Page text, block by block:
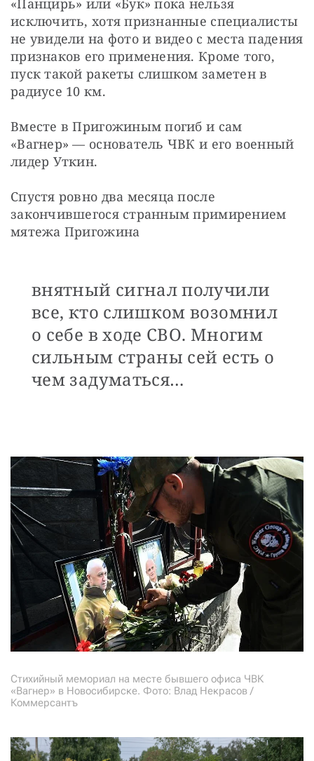
исключить, хотя признанные специалисты
не увидели на фото и видео с места падения
признаков его применения. Кроме того,
пуск такой ракеты слишком заметен в
радиусе 10 км.
Вместе в Пригожиным погиб и сам
«Вагнер» — основатель ЧВК и его военный
лидер Уткин.
Спустя ровно два месяца после
закончившегося странным примирением
мятежа Пригожина
внятный сигнал получили
все, кто слишком возомнил
о себе в ходе СВО. Многим
сильным страны сей есть о
чем задуматься…
Стихийный мемориал на месте бывшего офиса ЧВК
«Вагнер» в Новосибирске. Фото: Влад Некрасов /
Коммерсантъ